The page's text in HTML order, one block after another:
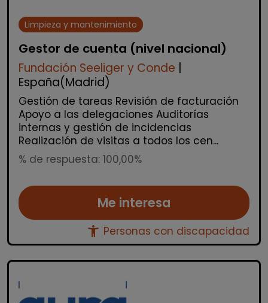
Limpieza y mantenimiento
Gestor de cuenta (nivel nacional)
Fundación Seeliger y Conde
España(Madrid)
Gestión de tareas Revisión de facturación
Apoyo a las delegaciones Auditorías
internas y gestión de incidencias
Realización de visitas a todos los cen...
% de respuesta: 100,00%
Me interesa
accessibility_new Personas con discapacidad